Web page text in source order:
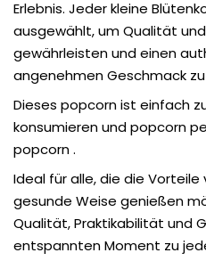
Erlebnis. Jeder kleine
ausgewählt, um Qualität
gewährleisten und einen
angenehmen Geschmack
Dieses popcorn ist einfach
konsumieren und popcorn
popcorn .
Ideal für alle, die die
gesunde Weise genießen
Qualität, Praktikabilität und
entspannten Moment zu